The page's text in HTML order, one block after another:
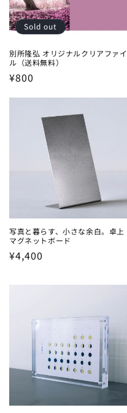
Sold out
別所隆弘 オリジナルクリアファイ
ル（送料無料）
Regular
¥800
写真と暮らす、小さな余白。卓上
マグネットボード
Regular
¥4,400